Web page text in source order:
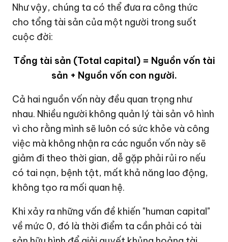
Như vậy, chúng ta có thể đưa ra công thức
cho tổng tài sản của một người trong suốt
cuộc đời:
Tổng tài sản (Total capital) = Nguồn vốn tài
sản + Nguồn vốn con người.
Cả hai nguồn vốn này đều quan trọng như
nhau. Nhiều người không quản lý tài sản vô hình
vì cho rằng mình sẽ luôn có sức khỏe và công
việc mà không nhận ra các nguồn vốn này sẽ
giảm đi theo thời gian, dễ gặp phải rủi ro nếu
có tai nạn, bệnh tật, mất khả năng lao động,
không tạo ra mối quan hệ.
Khi xảy ra những vấn đề khiến "human capital"
về mức 0, đó là thời điểm ta cần phải có tài